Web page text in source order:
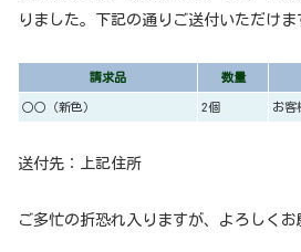
りました。下記の通りご送付いただけま
請求品 数量
○○（新色） 2個 お客
送付先：上記住所
ご多忙の折恐れ入りますが、よろしくお